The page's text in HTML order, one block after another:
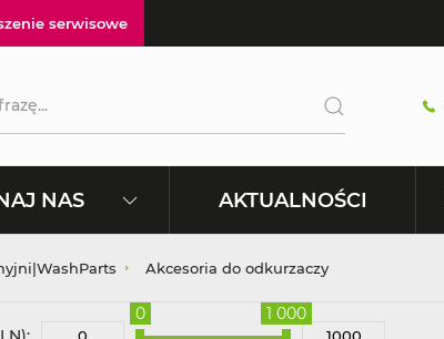
serwisowe
NAS AKTUALNOŚCI
Akcesoria do odkurzaczy
0 1 000